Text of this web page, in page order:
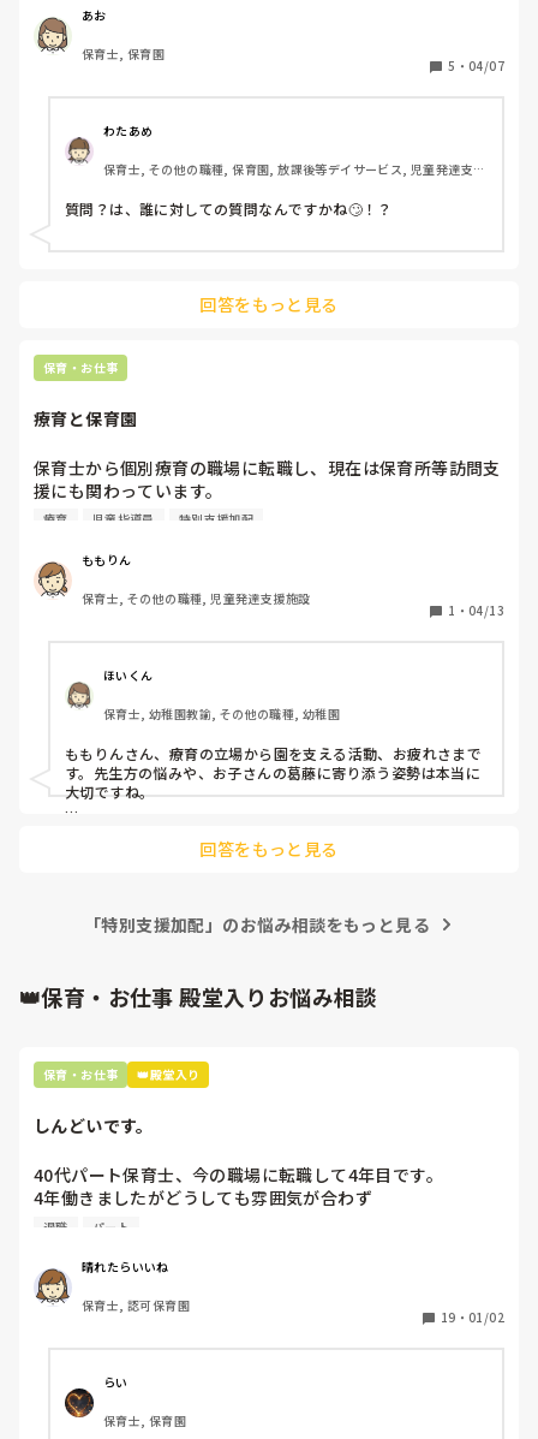
手なのと、関わったことがあまりないのもあり、あまり思い
浮かばず…。
皆さんは質問を考えるよう言われた時に、参考にするものは
何かありますか？
あお
保育士, 保育園
5 ・ 04/07
わたあめ
保育士, その他の職種, 保育園, 放課後等デイサービス, 児童発達支援
質問？は、誰に対しての質問なんですかね🙄！？
回答をもっと見る
保育・お仕事
療育と保育園
保育士から個別療育の職場に転職し、現在は保育所等訪問支
援にも関わっています。
現場に行く中で、「この子は集団生活が少し大変そうだな」
と思う場面がありました。
そのような経験から、児童発達支援の施設と幼稚園・保育園
が、もっとスムーズに連携できたらいいなと感じています。
実際に連携を取りやすくするために工夫されていることや、
「こういう取り組みが良かった」という事例があれば、ぜひ
教えていただきたいです。
療育 児童指導員 特別支援加配
ももりん
保育士, その他の職種, 児童発達支援施設
1 ・ 04/13
ほいくん
保育士, 幼稚園教諭, その他の職種, 幼稚園
ももりんさん、療育の立場から園を支える活動、お疲れさまで
す。先生方の悩みや、お子さんの葛藤に寄り添う姿勢は本当に
大切ですね。
り、活動を邪魔しないタイミングで「できた」瞬間の具体的な
回答をもっと見る
「特別支援加配」のお悩み相談をもっと見る
👑保育・お仕事 殿堂入りお悩み相談
保育・お仕事 👑殿堂入り
しんどいです。
40代パート保育士、今の職場に転職して4年目です。
4年働きましたがどうしても雰囲気が合わず
退職しようと思っています。
周りの職員は、勤続10年以上から何十年という先生がほとん
どです。
保護者子どもの愚痴悪口が多く、
今で言う不適切保育も
仕方ないよね
もう何も言わずに
子どもの言いなりになればいいんだね
退職 パート
晴れたらいいね
保育士, 認可保育園
19 ・ 01/02
らい
保育士, 保育園